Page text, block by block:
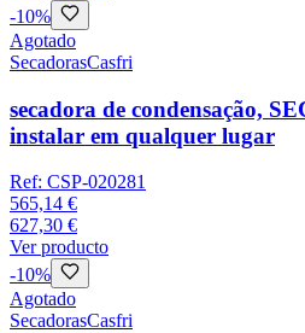
-10%
Agotado
SecadorasCasfri
secadora de condensação,
instalar em qualquer lugar
Ref: CSP-020281
565,14 €
627,30 €
Ver producto
-10%
Agotado
SecadorasCasfri